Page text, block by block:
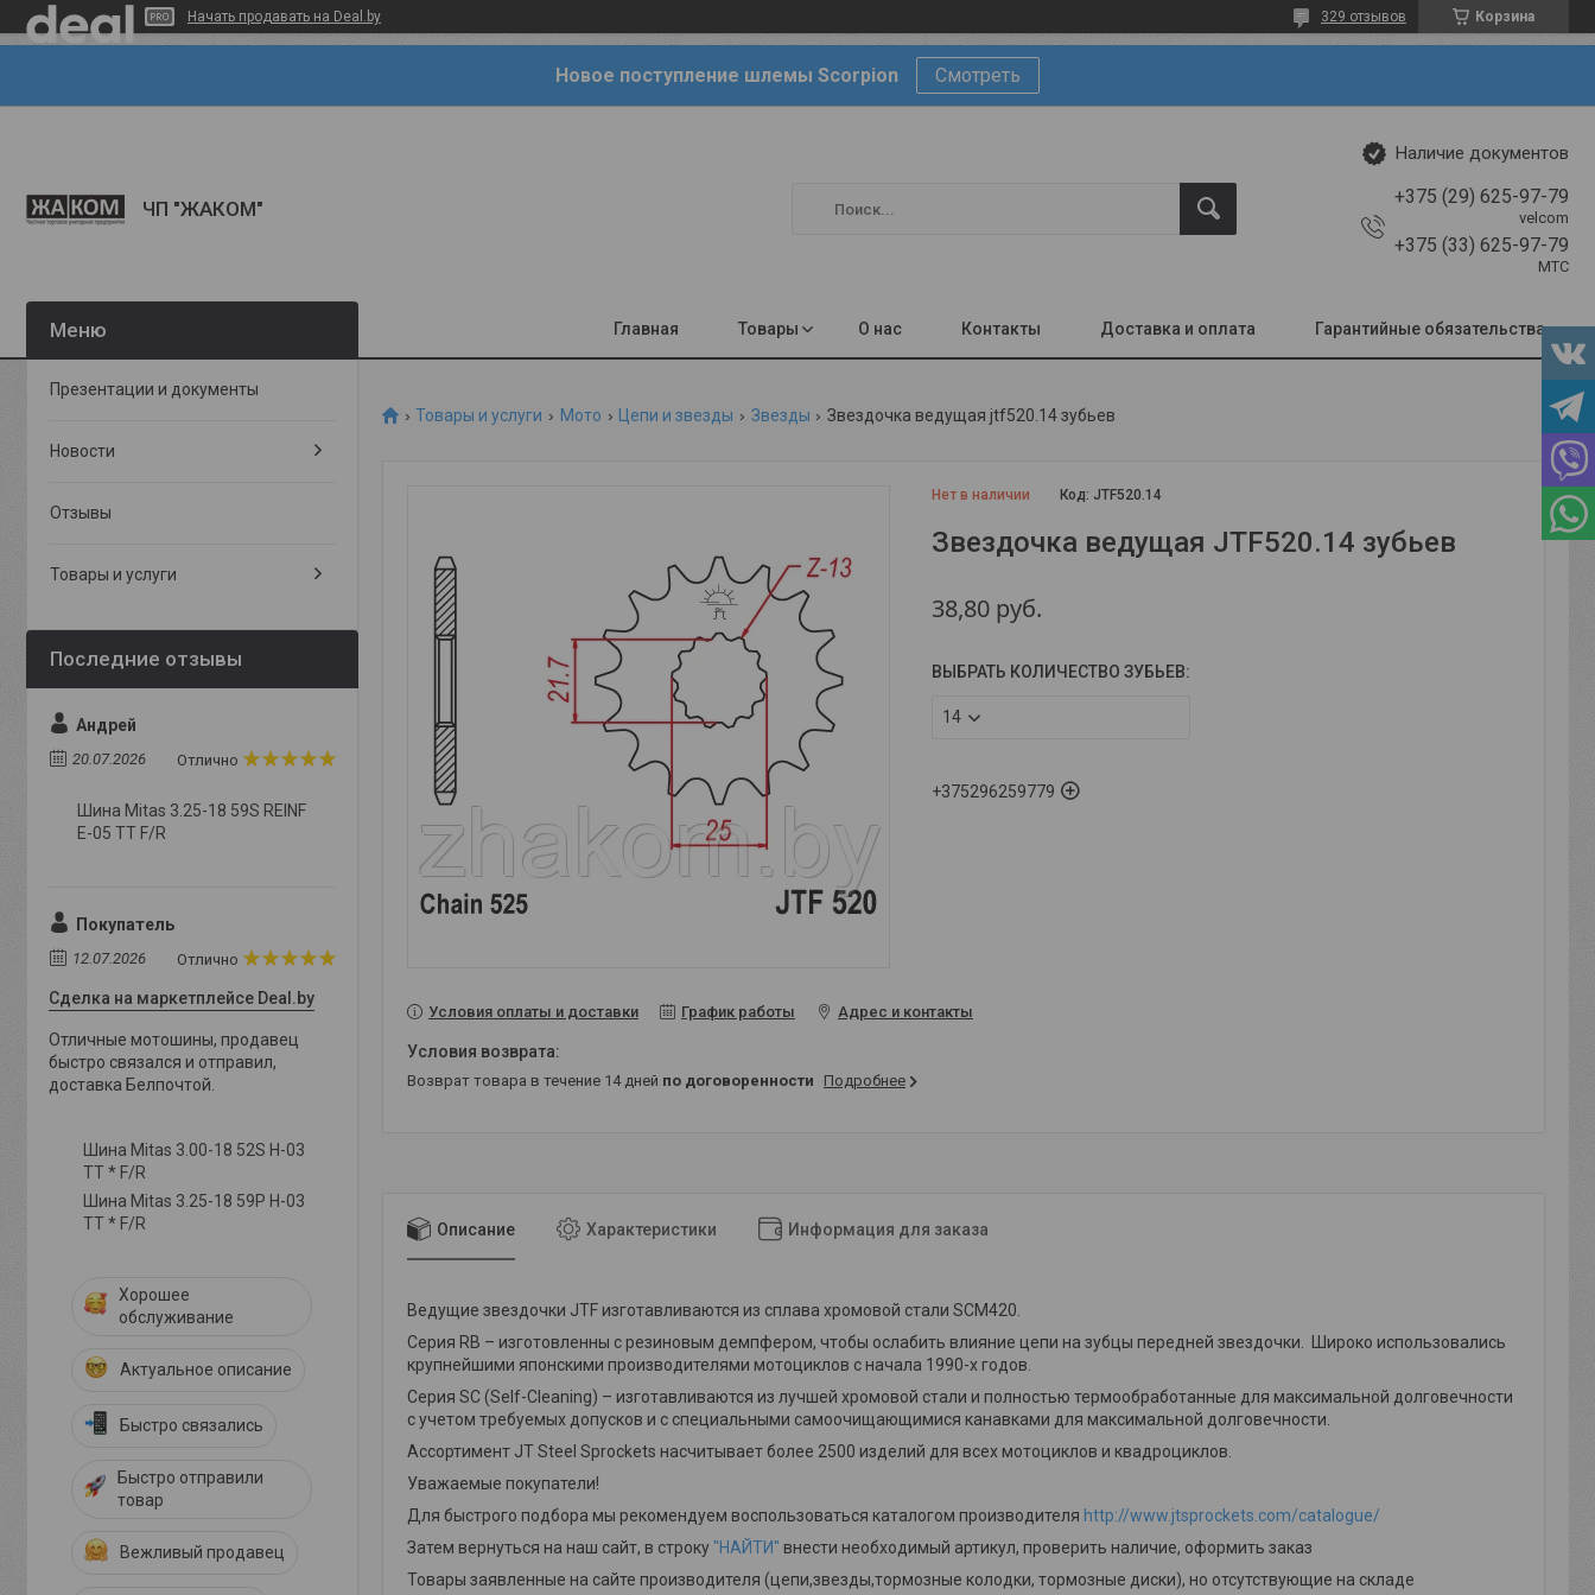
Начать продавать на Deal.by Корзина
329 отзывов
Новое поступление шлемы Scorpion Смотреть
ЧП "ЖАКОМ"
Наличие документов
+375 (29) 625-97-79
velcom
+375 (33) 625-97-79
МТС
Главная Товары О нас Контакты Доставка и оплата Гарантийные обязательства
Товары и услуги Мото Цепи и звезды Звезды Звездочка ведущая jtf520.14 зубьев
Нет в наличии Код: JTF520.14
Звездочка ведущая JTF520.14 зубьев
38,80 руб.
ВЫБРАТЬ КОЛИЧЕСТВО ЗУБЬЕВ:
14
+375296259779
Условия оплаты и доставки График работы Адрес и контакты
возврат товара в течение 14 дней по договоренности Подробнее
Описание Характеристики Информация для заказа
Ведущие звездочки JTF изготавливаются из сплава хромовой стали SCM420.
Серия RB – изготовленны с резиновым демпфером, чтобы ослабить влияние цепи на зубцы передней звездочки. Широко использовались
крупнейшими японскими производителями мотоциклов с начала 1990-х годов.
Серия SC (Self-Cleaning) – изготавливаются из лучшей хромовой стали и полностью термообработанные для максимальной долговечности
с учетом требуемых допусков и с специальными самоочищающимися канавками для максимальной долговечности.
Ассортимент JT Steel Sprockets насчитывает более 2500 изделий для всех мотоциклов и квадроциклов.
Уважаемые покупатели!
Для быстрого подбора мы рекомендуем воспользоваться каталогом производителя http://www.jtsprockets.com/catalogue/
Затем вернуться на наш сайт, в строку "НАЙТИ" внести необходимый артикул, проверить наличие, оформить заказ
Товары заявленные на сайте производителя (цепи,звезды,тормозные колодки, тормозные диски), но отсутствующие на складе
Презентации и документы
Новости
Отзывы
Товары и услуги
Андрей
20.07.2026 Отлично
Шина Mitas 3.25-18 59S REINF
E-05 TT F/R
Покупатель
12.07.2026 Отлично
Сделка на маркетплейсе Deal.by
Отличные мотошины, продавец
быстро связался и отправил,
доставка Белпочтой.
Шина Mitas 3.00-18 52S H-03
TT * F/R
Шина Mitas 3.25-18 59P H-03
TT * F/R
Хорошее
обслуживание
Актуальное описание
Быстро связались
Быстро отправили
товар
Вежливый продавец